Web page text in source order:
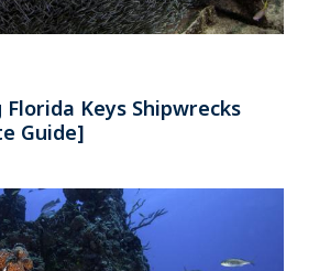
Florida Keys Shipwrecks
Guide]